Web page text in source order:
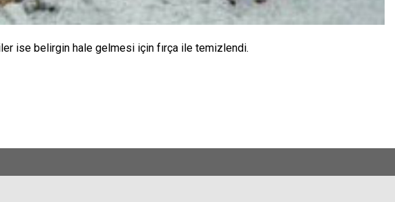
ise belirgin hale gelmesi için fırça ile temizlendi.